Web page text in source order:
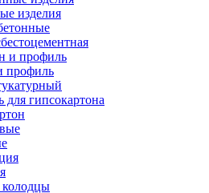
изделия
профиль
гипсокартона